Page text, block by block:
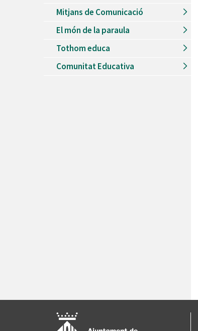
Mitjans de Comunicació
El món de la paraula
Tothom educa
Comunitat Educativa